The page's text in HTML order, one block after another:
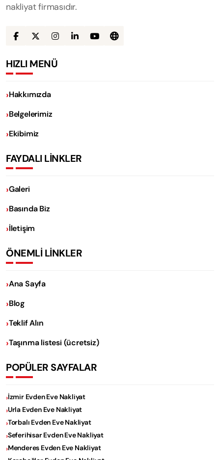
nakliyat firmasıdır.
HIZLI MENÜ
Hakkımızda
Belgelerimiz
Ekibimiz
FAYDALI LİNKLER
Galeri
Basında Biz
İletişim
ÖNEMLİ LİNKLER
Ana Sayfa
Blog
Teklif Alın
Taşınma listesi (ücretsiz)
POPÜLER SAYFALAR
İzmir Evden Eve Nakliyat
Urla Evden Eve Nakliyat
Torbalı Evden Eve Nakliyat
Seferihisar Evden Eve Nakliyat
Menderes Evden Eve Nakliyat